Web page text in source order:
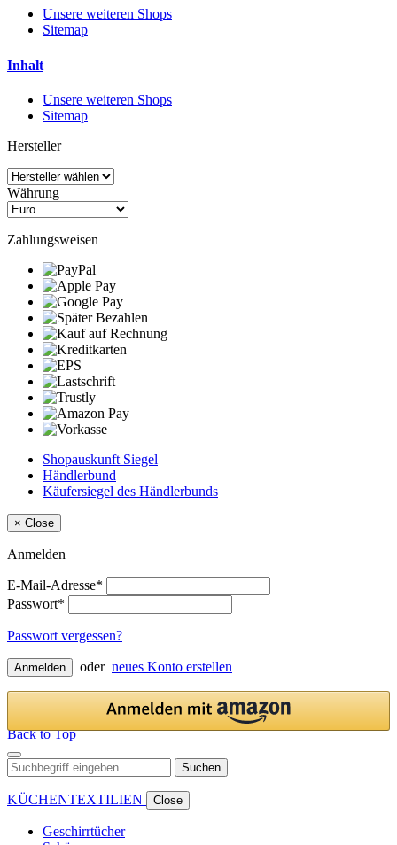
Unsere weiteren Shops
Sitemap
Inhalt
Unsere weiteren Shops
Sitemap
Hersteller
Währung
Zahlungsweisen
Shopauskunft Siegel
Händlerbund
Käufersiegel des Händlerbunds
× Close
Anmelden
E-Mail-Adresse*
Passwort*
Passwort vergessen?
Anmelden oder neues Konto erstellen
Back to Top
Suchen
KÜCHENTEXTILIEN Close
Geschirrtücher